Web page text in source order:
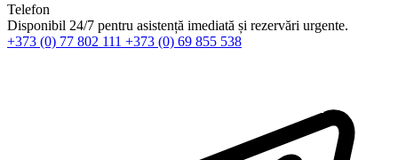
Telefon
Disponibil 24/7 pentru asistență imediată și rezervări urgente.
+373 (0) 77 802 111 +373 (0) 69 855 538